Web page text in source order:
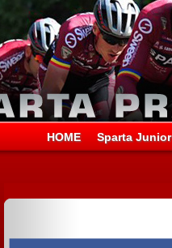
HOME Sparta Junior